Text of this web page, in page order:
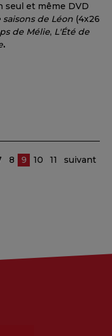
seul et même DVD
saisons de Léon (4x26
de Mélie, L'Été de
.
8 9 10 11 suivant